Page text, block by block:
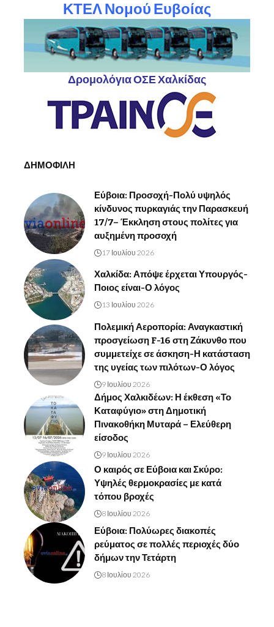
ΚΤΕΛ Νομού Ευβοίας
Δρομολόγια ΟΣΕ Χαλκίδας
ΔΗΜΟΦΙΛΗ
Εύβοια: Προσοχή-Πολύ υψηλός
κίνδυνος πυρκαγιάς την Παρασκευή
17/7– Έκκληση στους πολίτες για
αυξημένη προσοχή
17 Ιουλίου 2026
Χαλκίδα: Απόψε έρχεται Υπουργός-
Ποιος είναι-Ο λόγος
13 Ιουλίου 2026
Πολεμική Αεροπορία: Αναγκαστική
προσγείωση F-16 στη Ζάκυνθο που
συμμετείχε σε άσκηση-Η κατάσταση
της υγείας των πιλότων-Ο λόγος
9 Ιουλίου 2026
Δήμος Χαλκιδέων: Η έκθεση «Το
Καταφύγιο» στη Δημοτική
Πινακοθήκη Μυταρά – Ελεύθερη
είσοδος
9 Ιουλίου 2026
Ο καιρός σε Εύβοια και Σκύρο:
Υψηλές θερμοκρασίες με κατά
τόπου βροχές
8 Ιουλίου 2026
Εύβοια: Πολύωρες διακοπές
ρεύματος σε πολλές περιοχές δύο
δήμων την Τετάρτη
8 Ιουλίου 2026